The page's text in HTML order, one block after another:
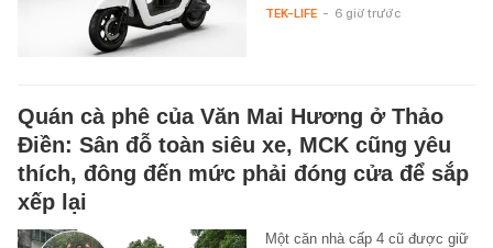
TEK-LIFE - 6 giờ trước
Quán cà phê của Văn Mai Hương ở Thảo
Điền: Sân đỗ toàn siêu xe, MCK cũng yêu
thích, đông đến mức phải đóng cửa để sắp
xếp lại
Một căn nhà cấp 4 cũ được giữ